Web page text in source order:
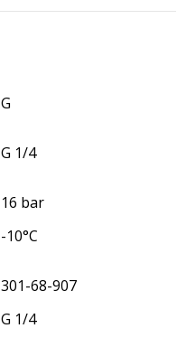
G
G 1/4
16 bar
-10°C
301-68-907
G 1/4